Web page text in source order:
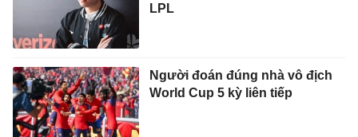
LPL
Người đoán đúng nhà vô địch
World Cup 5 kỳ liên tiếp